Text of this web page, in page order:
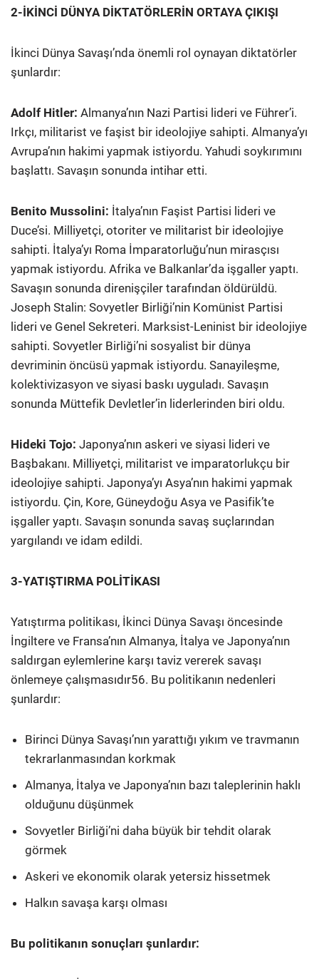
2-İKİNCİ DÜNYA DİKTATÖRLERİN ORTAYA ÇIKIŞI
İkinci Dünya Savaşı’nda önemli rol oynayan diktatörler
şunlardır:
Adolf Hitler: Almanya’nın Nazi Partisi lideri ve Führer’i.
Irkçı, militarist ve faşist bir ideolojiye sahipti. Almanya’yı
Avrupa’nın hakimi yapmak istiyordu. Yahudi soykırımını
başlattı. Savaşın sonunda intihar etti.
Benito Mussolini: İtalya’nın Faşist Partisi lideri ve
Duce’si. Milliyetçi, otoriter ve militarist bir ideolojiye
sahipti. İtalya’yı Roma İmparatorluğu’nun mirasçısı
yapmak istiyordu. Afrika ve Balkanlar’da işgaller yaptı.
Savaşın sonunda direnişçiler tarafından öldürüldü.
Joseph Stalin: Sovyetler Birliği’nin Komünist Partisi
lideri ve Genel Sekreteri. Marksist-Leninist bir ideolojiye
sahipti. Sovyetler Birliği’ni sosyalist bir dünya
devriminin öncüsü yapmak istiyordu. Sanayileşme,
kolektivizasyon ve siyasi baskı uyguladı. Savaşın
sonunda Müttefik Devletler’in liderlerinden biri oldu.
Hideki Tojo: Japonya’nın askeri ve siyasi lideri ve
Başbakanı. Milliyetçi, militarist ve imparatorlukçu bir
ideolojiye sahipti. Japonya’yı Asya’nın hakimi yapmak
istiyordu. Çin, Kore, Güneydoğu Asya ve Pasifik’te
işgaller yaptı. Savaşın sonunda savaş suçlarından
yargılandı ve idam edildi.
3-YATIŞTIRMA POLİTİKASI
Yatıştırma politikası, İkinci Dünya Savaşı öncesinde
İngiltere ve Fransa’nın Almanya, İtalya ve Japonya’nın
saldırgan eylemlerine karşı taviz vererek savaşı
önlemeye çalışmasıdır56. Bu politikanın nedenleri
şunlardır:
Birinci Dünya Savaşı’nın yarattığı yıkım ve travmanın
tekrarlanmasından korkmak
Almanya, İtalya ve Japonya’nın bazı taleplerinin haklı
olduğunu düşünmek
Sovyetler Birliği’ni daha büyük bir tehdit olarak
görmek
Askeri ve ekonomik olarak yetersiz hissetmek
Halkın savaşa karşı olması
Bu politikanın sonuçları şunlardır: